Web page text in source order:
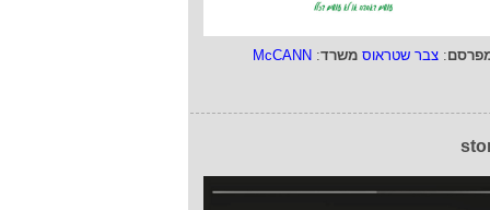
: צבר שטראוס משרד:
McCANN